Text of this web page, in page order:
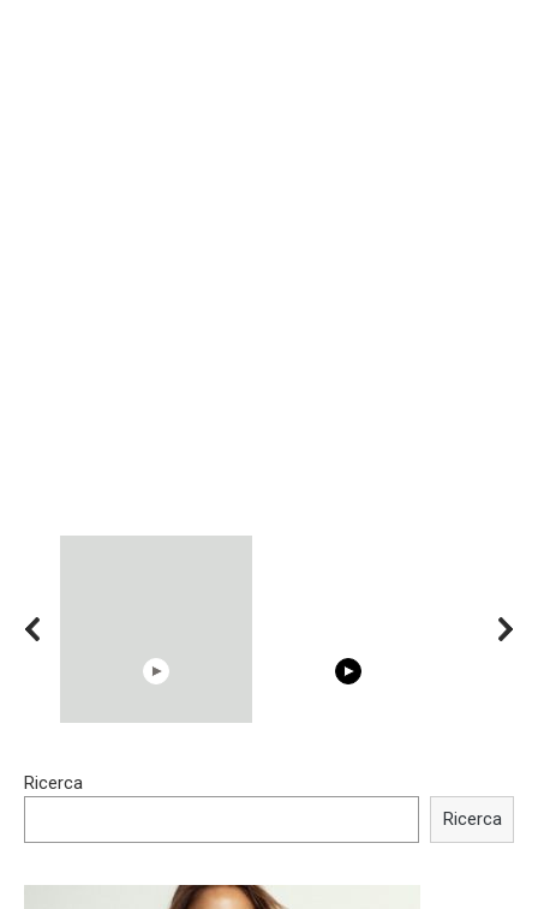
Trying BOLLYWOOD
Shocking illusion - Pretty
Ricerca
Ricerca